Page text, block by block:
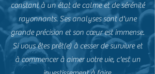
constant à un état de calme et de sérénité
rayonnants. Ses analyses sont d'une
grande précision et son cœur est immense.
Si vous êtes prêt(e) à cesser de survivre et
à commencer à aimer votre vie, c'est un